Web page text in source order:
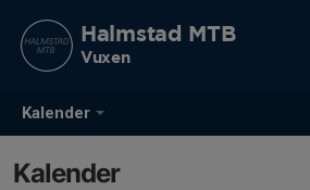
Kalender
Halmstad MTB
Vuxen
Kalender